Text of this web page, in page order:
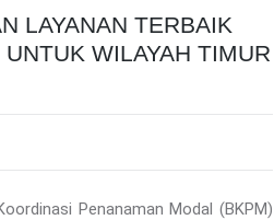
LAYANAN TERBAIK
WILAYAH TIMUR
Penanaman Modal (BKPM)